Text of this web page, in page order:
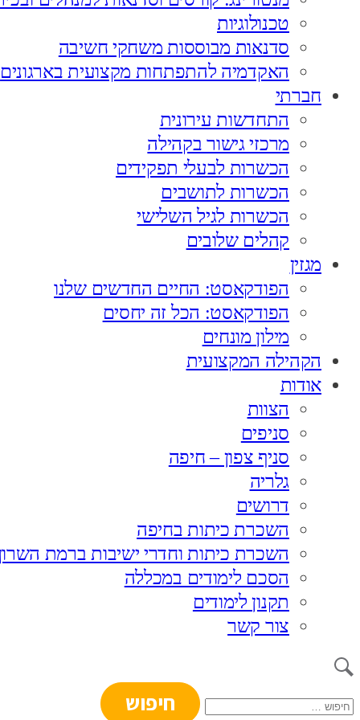
טכנולוגיות
סדנאות מבוססות משחקי חשיבה
האקדמיה להתפתחות מקצועית בארגונים
חברתי
התחדשות עירונית
מרכזי גישור בקהילה
הכשרות לבעלי תפקידים
הכשרות לתושבים
הכשרות לגיל השלישי
קהלים שלובים
מגזין
הפודקאסט: החיים החדשים שלנו
הפודקאסט: הכל זה יחסים
מילון מונחים
הקהילה המקצועית
אודות
הצוות
סניפים
סניף צפון – חיפה
גלריה
דרושים
השכרת כיתות בחיפה
השכרת כיתות וחדרי ישיבות ברמת
הסכם לימודים במכללה
תקנון לימודים
צור קשר
חיפוש: